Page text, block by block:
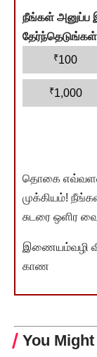
நீங்கள்
₹100
₹1,000
தொகை
முக்கியம்!
சுடரை ஒளிர
இணையம்வழி
காண
You